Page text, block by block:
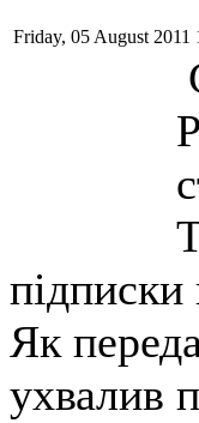
Friday, 05 August 2011
підписки
Як
ухвалив